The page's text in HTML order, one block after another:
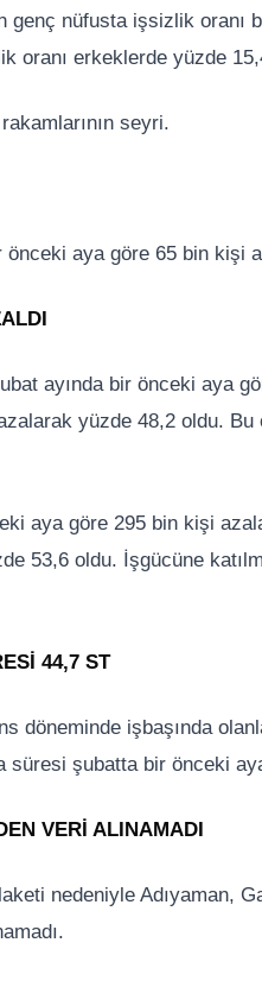
genç nüfusta işsizlik oranı
oranı erkeklerde yüzde
seyri.
önceki aya göre 65 bin
ayında bir önceki aya
yüzde 48,2 oldu.
aya göre 295 bin kişi
53,6 oldu. İşgücüne
44,7 ST
döneminde işbaşında
süresi şubatta bir önceki
VERİ ALINAMADI
nedeniyle Adıyaman,